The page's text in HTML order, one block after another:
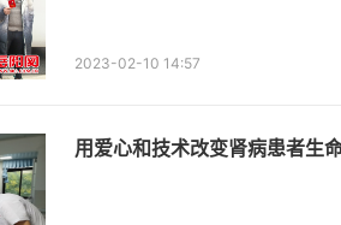
2023-02-10 14:57
用爱心和技术改变肾病患者